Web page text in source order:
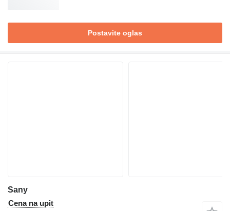
Postavite oglas
Sany
Cena na upit